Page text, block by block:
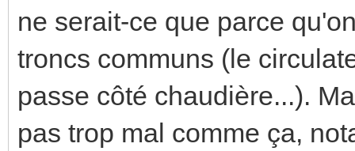
ne serait-ce que parce
troncs communs (le
passe côté chaudière...).
pas trop mal comme ça,